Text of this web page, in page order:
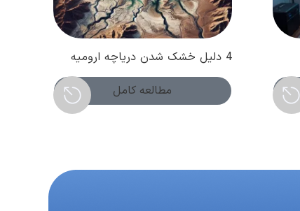
4 دلیل خشک شدن دریاچه ارومیه
مطالعه کامل